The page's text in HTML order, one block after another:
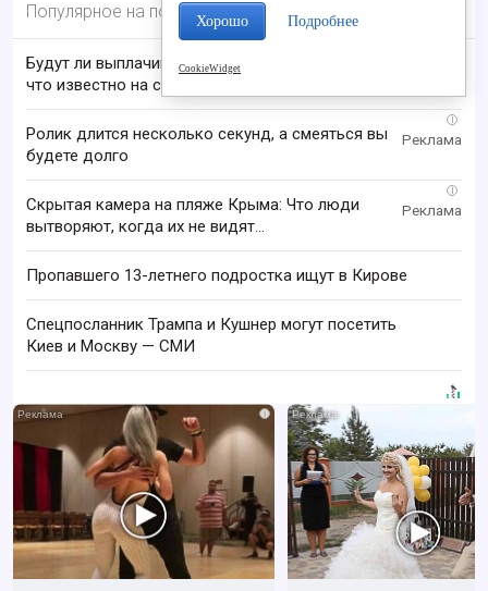
Популярное на портале
Будут ли выплачивать 13-ю пенсию в 2026 году:
что известно на сегодня
i
Ролик длится несколько секунд, а смеяться вы
будете долго
i
Скрытая камера на пляже Крыма: Что люди
вытворяют, когда их не видят...
Пропавшего 13-летнего подростка ищут в Кирове
Спецпосланник Трампа и Кушнер могут посетить
Киев и Москву — СМИ
i
Хорошо Подробнее
CookieWidget